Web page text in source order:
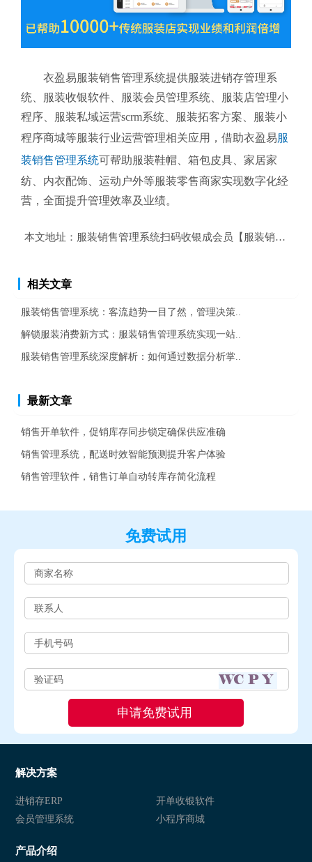
衣盈易服装销售管理系统提供服装进销存管理系
统、服装收银软件、服装会员管理系统、服装店管理小
程序、服装私域运营scrm系统、服装拓客方案、服装小
程序商城等服装行业运营管理相关应用，借助衣盈易服
装销售管理系统可帮助服装鞋帽、箱包皮具、家居家
纺、内衣配饰、运动户外等服装零售商家实现数字化经
营，全面提升管理效率及业绩。
本文地址： 服装销售管理系统扫码收银成会员【服装销售管理
相关文章
服装销售管理系统：客流趋势一目了然，管理决策..
解锁服装消费新方式：服装销售管理系统实现一站..
服装销售管理系统深度解析：如何通过数据分析掌..
最新文章
销售开单软件，促销库存同步锁定确保供应准确
销售管理系统，配送时效智能预测提升客户体验
销售管理软件，销售订单自动转库存简化流程
免费试用
解决方案
进销存ERP
开单收银软件
会员管理系统
小程序商城
产品介绍